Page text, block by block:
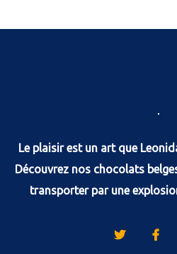
Le plaisir est un art que
Découvrez nos chocolats
transporter par une